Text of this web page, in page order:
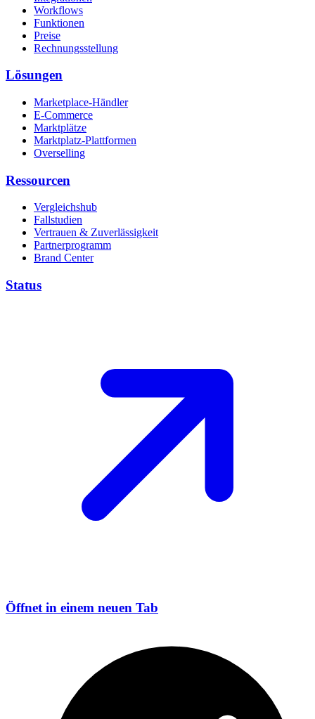
Workflows
Funktionen
Preise
Rechnungsstellung
Lösungen
Marketplace-Händler
E-Commerce
Marktplätze
Marktplatz-Plattformen
Overselling
Ressourcen
Vergleichshub
Fallstudien
Vertrauen & Zuverlässigkeit
Partnerprogramm
Brand Center
Status
Öffnet in einem neuen Tab